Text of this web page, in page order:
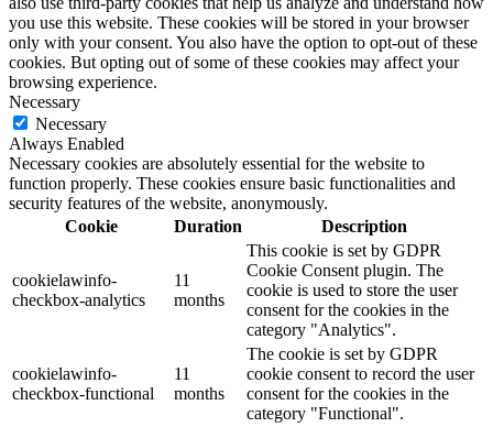
you use this website. These cookies will be stored in your browser
only with your consent. You also have the option to opt-out of these
cookies. But opting out of some of these cookies may affect your
browsing experience.
Necessary
Necessary
Always Enabled
Necessary cookies are absolutely essential for the website to
function properly. These cookies ensure basic functionalities and
security features of the website, anonymously.
Cookie
Duration Description
cookielawinfo-
checkbox-analytics
11
months
This cookie is set by GDPR
Cookie Consent plugin. The
cookie is used to store the user
consent for the cookies in the
category "Analytics".
cookielawinfo-
checkbox-functional
11
months
The cookie is set by GDPR
cookie consent to record the user
consent for the cookies in the
category "Functional".